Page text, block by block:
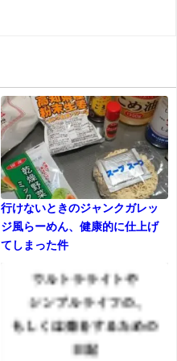
行けないときのジャンクガレッ
ジ風らーめん、健康的に仕上げ
てしまった件